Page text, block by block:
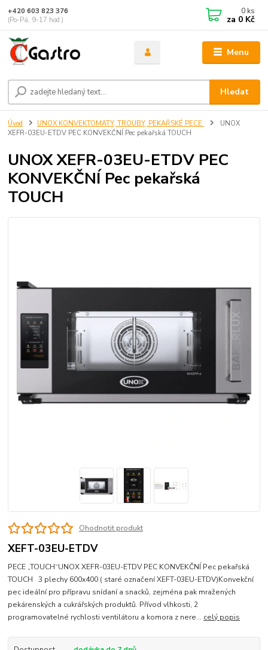
Menu
Hledat
+420 603 823 376
(Po-Pá, 9-17 hod.)
0 ks
za 0 Kč
Úvod UNOX KONVEKTOMATY, TROUBY, PEKAŘSKÉ PECE
UNOX
XEFR-03EU-ETDV PEC KONVEKČNÍ Pec pekařská TOUCH
UNOX XEFR-03EU-ETDV PEC
KONVEKČNÍ Pec pekařská
TOUCH
Ohodnotit produkt
XEFT-03EU-ETDV
PECE „TOUCH“UNOX XEFR-03EU-ETDV PEC KONVEKČNÍ Pec pekařská
TOUCH 3 plechy 600x400 ( staré označení XEFT-03EU-ETDV)Konvekční
pec ideální pro přípravu snídaní a snacků, zejména pak mražených
pekárenských a cukrářských produktů. Přívod vlhkosti, 2
programovatelné rychlosti ventilátoru a komora z nere... celý popis